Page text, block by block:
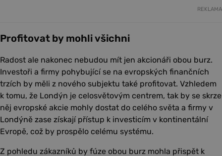
REKLAMA
Profitovat by mohli všichni
Radost ale nakonec nebudou mít jen akcionáři obou burz.
Investoři a firmy pohybující se na evropských finančních
trzích by měli z nového subjektu také profitovat. Vzhledem
k tomu, že Londýn je celosvětovým centrem, tak by se skrze
něj evropské akcie mohly dostat do celého světa a firmy v
Londýně zase získají přístup k investicím v kontinentální
Evropě, což by prospělo celému systému.
Z pohledu zákazníků by fúze obou burz mohla přispět k